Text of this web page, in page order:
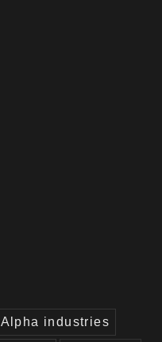
Alpha industries